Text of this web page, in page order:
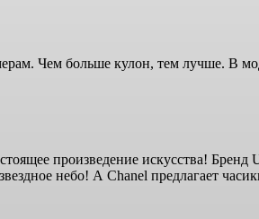
Чем больше кулон, тем лучше. В
произведение искусства!
небо! А Chanel предлагает